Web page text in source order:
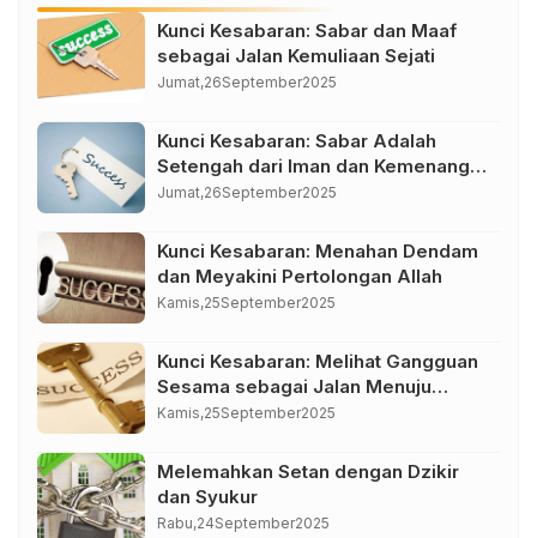
Kunci Kesabaran: Sabar dan Maaf
sebagai Jalan Kemuliaan Sejati
Jumat,26September2025
Kunci Kesabaran: Sabar Adalah
Setengah dari Iman dan Kemenangan
dalam Kendali Diri
Jumat,26September2025
Kunci Kesabaran: Menahan Dendam
dan Meyakini Pertolongan Allah
Kamis,25September2025
Kunci Kesabaran: Melihat Gangguan
Sesama sebagai Jalan Menuju
Kemuliaan
Kamis,25September2025
Melemahkan Setan dengan Dzikir
dan Syukur
Rabu,24September2025